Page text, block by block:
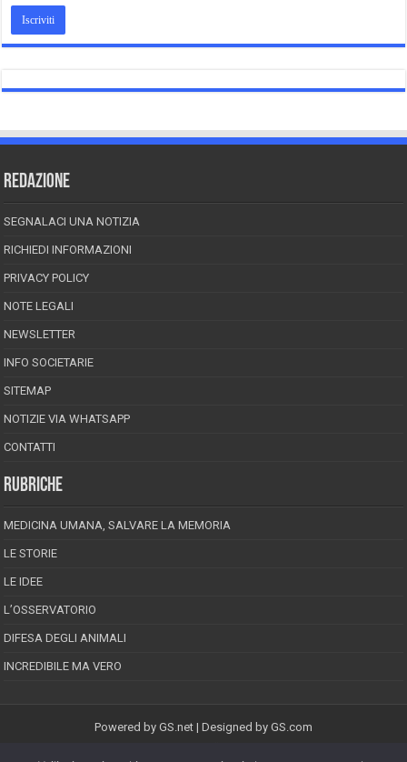
REDAZIONE
SEGNALACI UNA NOTIZIA
RICHIEDI INFORMAZIONI
PRIVACY POLICY
NOTE LEGALI
NEWSLETTER
INFO SOCIETARIE
SITEMAP
NOTIZIE VIA WHATSAPP
CONTATTI
RUBRICHE
MEDICINA UMANA, SALVARE LA MEMORIA
LE STORIE
LE IDEE
L’OSSERVATORIO
DIFESA DEGLI ANIMALI
INCREDIBILE MA VERO
Powered by GS.net | Designed by GS.com